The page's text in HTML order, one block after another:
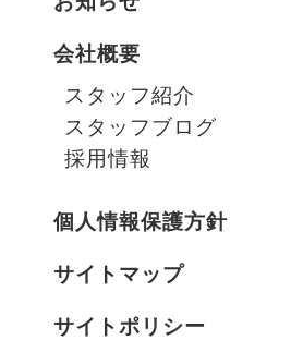
会社概要
スタッフ紹介
スタッフブログ
採用情報
個人情報保護方針
サイトマップ
サイトポリシー